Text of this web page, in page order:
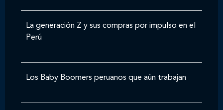
La generación Z y sus compras por impulso en el
Perú
Los Baby Boomers peruanos que aún trabajan